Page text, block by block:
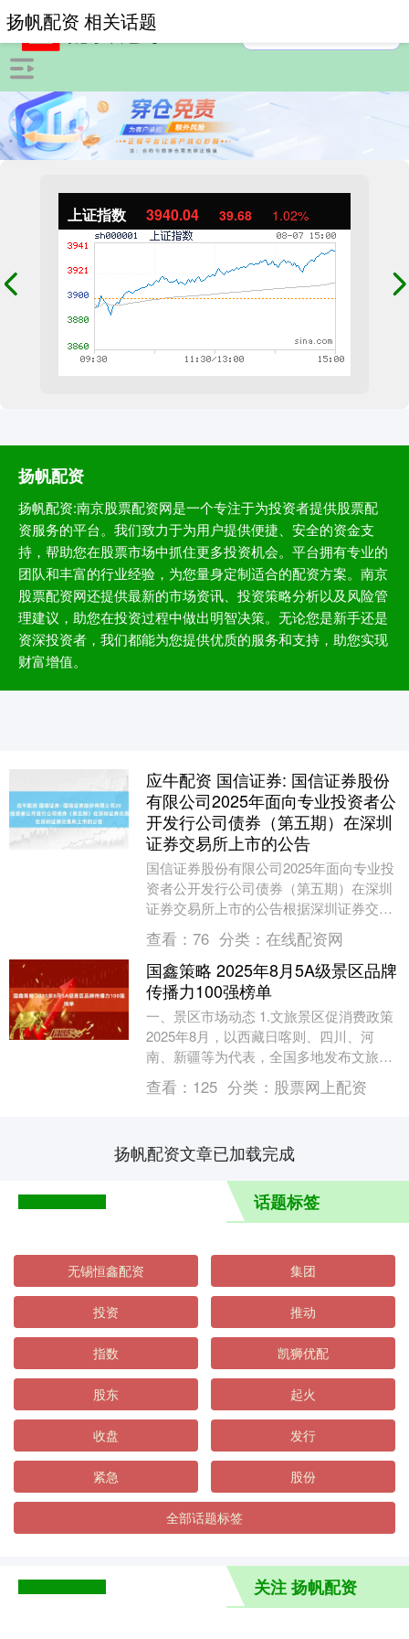
上证指数 3940.04 39.68 1.02%
扬帆配资
扬帆配资:南京股票配资网是一个专注于为投资者提供股票配
资服务的平台。我们致力于为用户提供便捷、安全的资金支
持，帮助您在股票市场中抓住更多投资机会。平台拥有专业的
团队和丰富的行业经验，为您量身定制适合的配资方案。南京
股票配资网还提供最新的市场资讯、投资策略分析以及风险管
理建议，助您在投资过程中做出明智决策。无论您是新手还是
资深投资者，我们都能为您提供优质的服务和支持，助您实现
财富增值。
扬帆配资 相关话题
应牛配资 国信证券: 国信证券股份
有限公司2025年面向专业投资者公
开发行公司债券（第五期）在深圳
证券交易所上市的公告
国信证券股份有限公司2025年面向专业投
资者公开发行公司债券（第五期）在深圳
证券交易所上市的公告根据深圳证券交易
所债券上市的有关规定，国信证券股份有
限公司202....
查看： 76 分类： 在线配资网
国鑫策略 2025年8月5A级景区品牌
传播力100强榜单
一、景区市场动态 1.文旅景区促消费政策
2025年8月，以西藏日喀则、四川、河
南、新疆等为代表，全国多地发布文旅消
费惠民政策，范围涉及酒店住宿、景区、
文博场馆....
查看： 125 分类： 股票网上配资
扬帆配资文章已加载完成
话题标签
无锡恒鑫配资 集团
投资 推动
指数 凯狮优配
股东 起火
收盘 发行
紧急 股份
全部话题标签
关注 扬帆配资